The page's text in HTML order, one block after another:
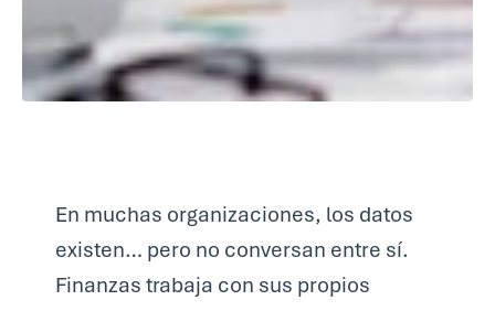
En muchas organizaciones, los datos
existen… pero no conversan entre sí.
Finanzas trabaja con sus propios